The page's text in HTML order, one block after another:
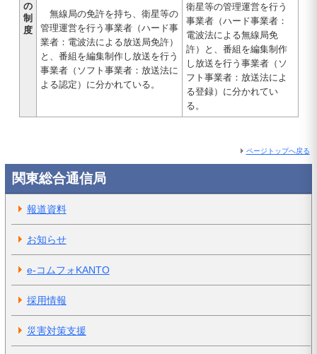
の
制
度
無線局の免許を持ち、衛星等の
管理運営を行う事業者（ハード事
業者：電波法による放送局免許）
と、番組を編集制作し放送を行う
事業者（ソフト事業者：放送法に
よる認定）に分かれている。
衛星等の管理運営を行う
事業者（ハード事業者：
電波法による無線局免
許）と、番組を編集制作
し放送を行う事業者（ソ
フト事業者：放送法によ
る登録）に分かれてい
る。
ページトップへ戻る
関東総合通信局
報道資料
お知らせ
e-コムフォKANTO
採用情報
災害対策支援